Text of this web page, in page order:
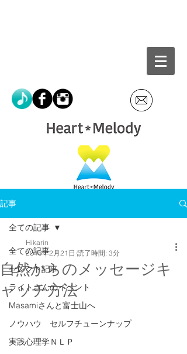
記事
全ての記事
セレクト記事
ライトさんのイベント
Masamiさんと富士山へ
ノウハウ セルフチューンナップ
実践心理学ＮＬＰ
全ての記事
自然からのメッセージキ
ャッチ方法
Hikarin
2018年2月21日 読了時間: 3分